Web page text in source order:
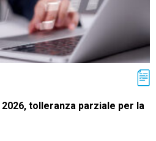
tolleranza parziale per la